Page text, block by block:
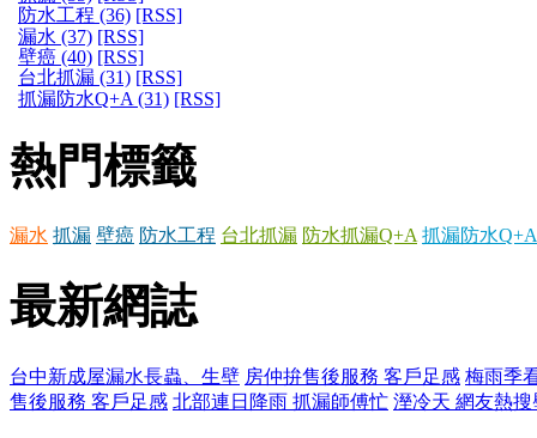
防水工程 (36) [RSS]
漏水 (37) [RSS]
壁癌 (40) [RSS]
台北抓漏 (31) [RSS]
抓漏防水Q+A (31) [RSS]
熱門標籤
漏水 抓漏 壁癌 防水工程 台北抓漏 防水抓漏Q+A 抓漏防水Q+A
最新網誌
台中新成屋漏水長蟲、生壁 房仲拚售後服務 客戶足感 梅雨季
售後服務 客戶足感 北部連日降雨 抓漏師傅忙 溼冷天 網友熱